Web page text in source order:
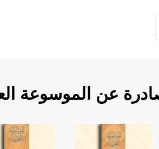
عن الموسوعة